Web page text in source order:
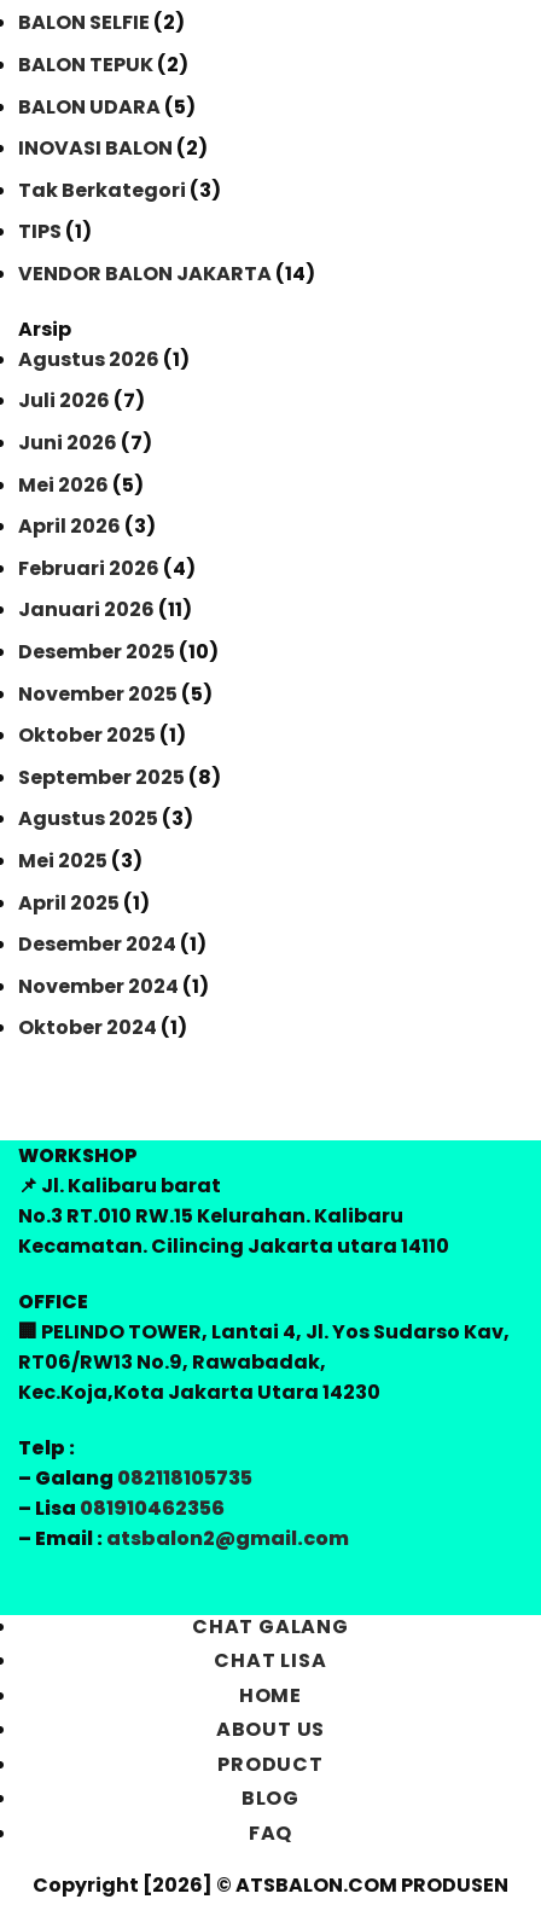
BALON SELFIE (2)
BALON TEPUK(2)
BALON UDARA(5)
INOVASI BALON (2)
Tak Berkategori (3)
TIPS (1)
VENDOR BALON JAKARTA(14)
Arsip
Agustus 2026 (1)
Juli 2026 (7)
Juni 2026 (7)
Mei 2026 (5)
April 2026 (3)
Februari 2026 (4)
Januari 2026 (11)
Desember 2025 (10)
November 2025 (5)
Oktober 2025 (1)
September 2025 (8)
Agustus 2025 (3)
Mei 2025 (3)
April 2025 (1)
Desember 2024 (1)
November 2024 (1)
Oktober 2024 (1)
WORKSHOP
📌 Jl. Kalibaru barat
No.3 RT.010 RW.15 Kelurahan. Kalibaru
Kecamatan. Cilincing Jakarta utara 14110
OFFICE
🏢 PELINDO TOWER, Lantai 4, Jl. Yos Sudarso Kav,
RT06/RW13 No.9, Rawabadak,
Kec.Koja,Kota Jakarta Utara 14230
Telp :
– Galang 082118105735
– Lisa 081910462356
– Email :atsbalon2@gmail.com
CHAT GALANG
CHAT LISA
HOME
ABOUT US
PRODUCT
BLOG
FAQ
Copyright [2026] © ATSBALON.COM PRODUSEN